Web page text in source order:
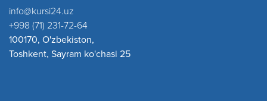
info@kursi24.uz
+998 (71) 231-72-64
100170, O'zbekiston,
Toshkent, Sayram ko'chasi 25